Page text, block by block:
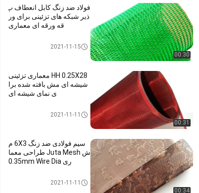
00:30
فولاد ضد زنگ کابل انعطاف پ
ذیر شبکه های تزئینی برای ور
قه ورقه ای معماری
2021-11-15
00:31
HH 0.25X28 معماری تزئینی
شیشه ای مش بافته شده برا
ی نمای شیشه ای
2021-11-11
00:34
سیم فولادی ضد زنگ 6X3 م
ش Juta Mesh طراحی معما
ری 0.35mm Wire Dia
2021-11-11